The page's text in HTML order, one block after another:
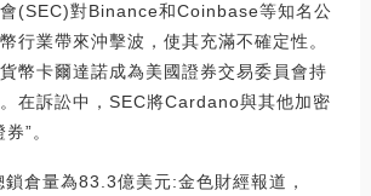
(SEC)對Binance和Coinbase等知名公
行業帶來沖擊波，使其充滿不確定性。
幣卡爾達諾成為美國證券交易委員會持
在訴訟中，SEC將Cardano與其他加密
”。
倉量為83.3億美元:金色財經報道，